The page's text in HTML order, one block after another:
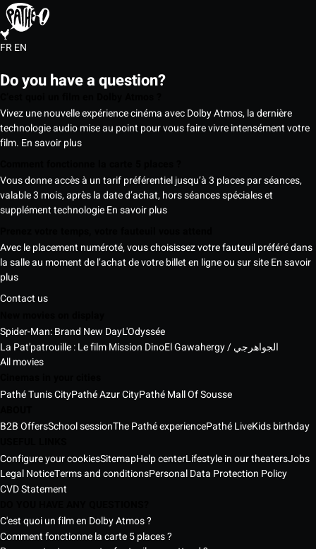
FREN
Do you have a question?
Vivez une nouvelle expérience cinéma avec Dolby Atmos, la dernière
technologie audio mise au point pour vous faire vivre intensément votre
film. En savoir plus
Vous donne accès à un tarif préférentiel jusqu’à 3 places par séances,
valable 3 mois, après la date d’achat, hors séances spéciales et
supplément technologieEn savoir plus
Avec le placement numéroté, vous choisissez votre fauteuil préféré dans
la salle au moment de l’achat de votre billet en ligne ou sur siteEn savoir
plus
Contact us
Spider-Man: Brand New DayL'Odyssée
La Pat'patrouille : Le film Mission Dino
El Gawahergy / الجواهرجي
All movies
Pathé Tunis CityPathé Azur CityPathé Mall Of Sousse
B2B OffersSchool sessionThe Pathé experiencePathé LiveKids birthday
Configure your cookiesSitemapHelp centerLifestyle in our theatersJobs
Legal NoticeTerms and conditionsPersonal Data Protection Policy
CVD Statement
C'est quoi un film en Dolby Atmos ?
Comment fonctionne la carte 5 places ?